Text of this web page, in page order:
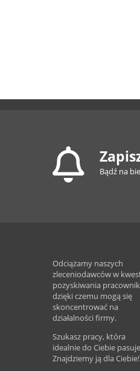
Bądź na
Odciążamy naszych
zleceniodawców w
pozyskiwania
dzięki czemu mogą się
skoncentrować na
działalności firmy.
Szukasz pracy, która
idealnie do Ciebie
Znajdziemy ją dla Ciebie!